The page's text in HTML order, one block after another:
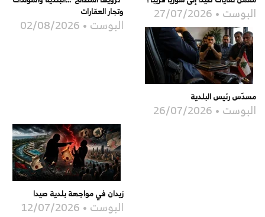
وتجار العقارات
البوست 02/08/2026
البوست 27/07/2026
مسدّس رئيس البلدية
البوست 26/07/2026
زيدان في مواجهة بلدية صيدا
البوست 12/07/2026